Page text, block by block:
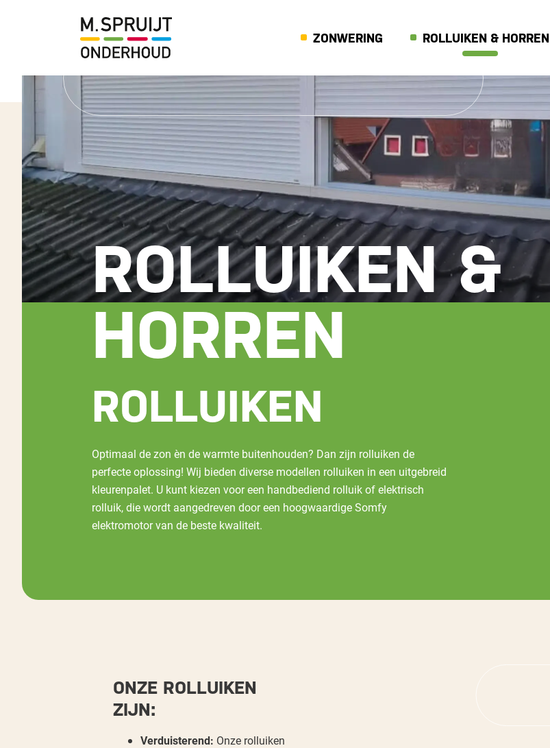
ZONWERING ROLLUIKEN & HORREN
ROLLUIKEN &
HORREN
ROLLUIKEN
Optimaal de zon èn de warmte buitenhouden? Dan zijn rolluiken de
perfecte oplossing! Wij bieden diverse modellen rolluiken in een uitgebreid
kleurenpalet. U kunt kiezen voor een handbediend rolluik of elektrisch
rolluik, die wordt aangedreven door een hoogwaardige Somfy
elektromotor van de beste kwaliteit.
ONZE ROLLUIKEN
ZIJN:
Verduisterend: Onze rolluiken